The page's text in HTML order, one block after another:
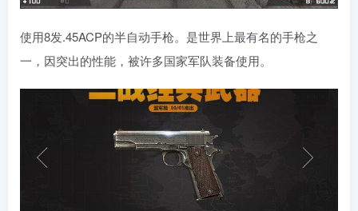
使用8发.45ACP的半自动手枪。是世界上最有名的手枪之
一，因突出的性能，被许多国家军队装备使用。